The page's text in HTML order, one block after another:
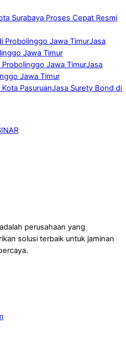
Surabaya Proses Cepat Resmi
Jasa
Jawa Timur
Jasa
Jawa Timur
Jasa Surety Bond di
adalah perusahaan yang
solusi terbaik untuk jaminan